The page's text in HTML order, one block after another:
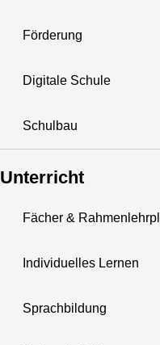
Förderung
Digitale Schule
Schulbau
Unterricht
Fächer &
Individuelles Lernen
Sprachbildung